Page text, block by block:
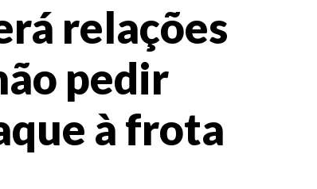
relações
pedir
à frota